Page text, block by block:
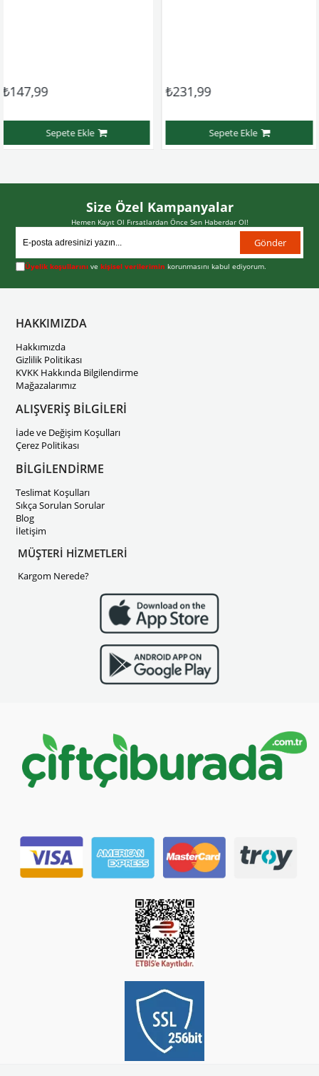
Size Özel Kampanyalar
Hemen Kayıt Ol Fırsatlardan Önce Sen Haberdar Ol!
Gönder
Üyelik koşullarını vekişisel verilerimin korunmasını kabul ediyorum.
HAKKIMIZDA
Hakkımızda
Gizlilik Politikası
KVKK Hakkında Bilgilendirme
Mağazalarımız
ALIŞVERİŞ BİLGİLERİ
İade ve Değişim Koşulları
Çerez Politikası
BİLGİLENDİRME
Teslimat Koşulları
Sıkça Sorulan Sorular
Blog
İletişim
MÜŞTERİ HİZMETLERİ
Kargom Nerede?